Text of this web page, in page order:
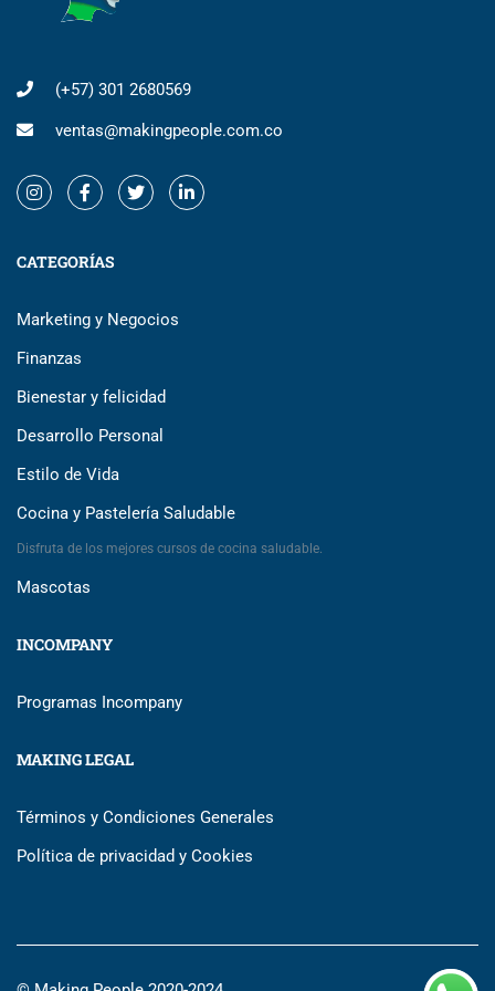
(+57) 301 2680569
ventas@makingpeople.com.co
CATEGORÍAS
Marketing y Negocios
Finanzas
Bienestar y felicidad
Desarrollo Personal
Estilo de Vida
Cocina y Pastelería Saludable
Disfruta de los mejores cursos de cocina saludable.
Mascotas
INCOMPANY
Programas Incompany
MAKING LEGAL
Términos y Condiciones Generales
Política de privacidad y Cookies